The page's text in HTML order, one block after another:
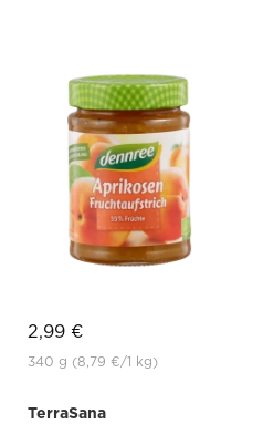
2,99 €
340 g (8,79 €/1 kg)
TerraSana